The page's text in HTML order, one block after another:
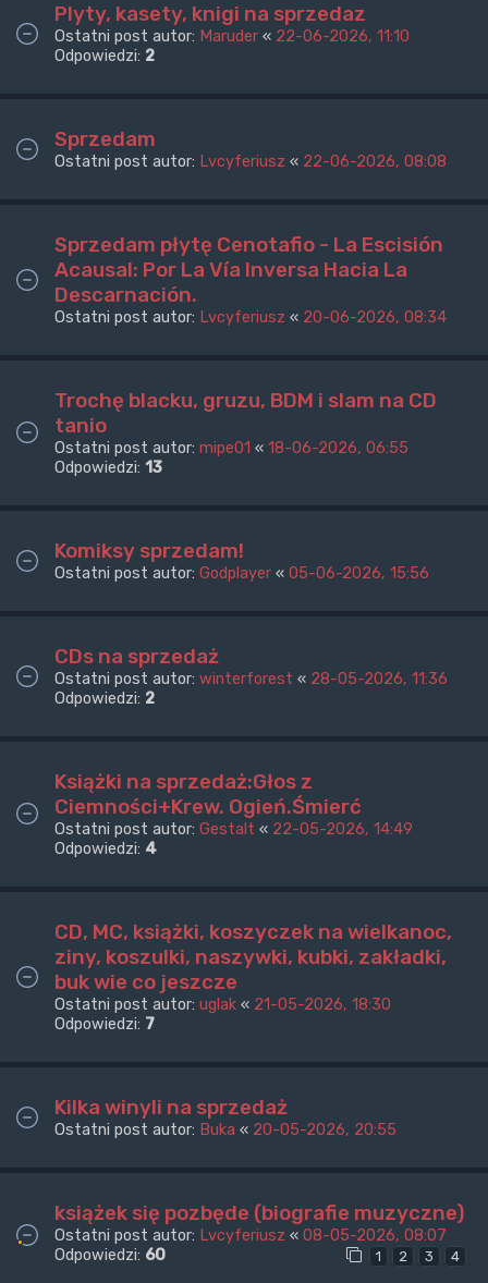
Plyty, kasety, knigi na sprzedaz
Ostatni post autor: Maruder « 22-06-2026, 11:10
Odpowiedzi: 2
Sprzedam
Ostatni post autor: Lvcyferiusz « 22-06-2026, 08:08
Sprzedam płytę Cenotafio - La Escisión
Acausal: Por La Vía Inversa Hacia La
Descarnación.
Ostatni post autor: Lvcyferiusz « 20-06-2026, 08:34
Trochę blacku, gruzu, BDM i slam na CD
tanio
Ostatni post autor: mipe01 « 18-06-2026, 06:55
Odpowiedzi: 13
Komiksy sprzedam!
Ostatni post autor: Godplayer « 05-06-2026, 15:56
CDs na sprzedaż
Ostatni post autor: winterforest « 28-05-2026, 11:36
Odpowiedzi: 2
Książki na sprzedaż:Głos z
Ciemności+Krew. Ogień.Śmierć
Ostatni post autor: Gestalt « 22-05-2026, 14:49
Odpowiedzi: 4
CD, MC, książki, koszyczek na wielkanoc,
ziny, koszulki, naszywki, kubki, zakładki,
buk wie co jeszcze
Ostatni post autor: uglak « 21-05-2026, 18:30
Odpowiedzi: 7
Kilka winyli na sprzedaż
Ostatni post autor: Buka « 20-05-2026, 20:55
książek się pozbęde (biografie muzyczne)
Ostatni post autor: Lvcyferiusz « 08-05-2026, 08:07
Odpowiedzi: 60 1 2 3 4